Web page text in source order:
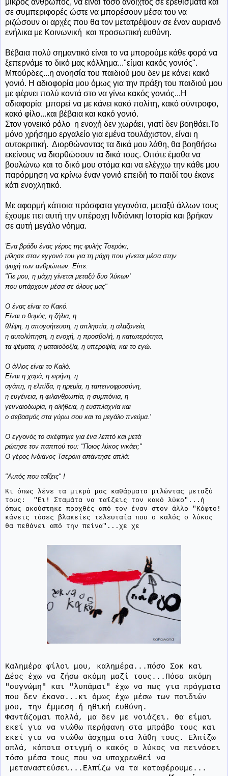
μικρός άνθρωπος, να είναι τόσο ανοιχτός σε ερεθίσματα και
σε συμπεριφορές ώστε να μπορέσουν μέσα του να
ριζώσουν οι αρχές που θα τον μετατρέψουν σε έναν αυριανό
ενήλικα με Κοινωνική και προσωπική ευθύνη.
Βέβαια πολύ σημαντικό είναι το να μπορούμε κάθε φορά να
ξεπερνάμε το δικό μας κόλλημα..."είμαι κακός γονιός".
Μπούρδες...η ανοησία του παιδιού μου δεν με κάνει κακό
γονιό. Η αδιοφορία μου όμως για την πράξη του παιδιού μου
με φέρνει πολύ κοντά στο να γίνω κακός γονιός...Η
αδιαφορία μπορεί να με κάνει κακό πολίτη, κακό σύντροφο,
κακό φίλο...και βέβαια και κακό γονιό.
Στον γονεικό ρόλο η ενοχή δεν χωράει, γιατί δεν βοηθάει.Το
μόνο χρήσημο εργαλείο για εμένα τουλάχιστον, είναι η
αυτοκριτική. Διορθώνοντας τα δικά μου λάθη, θα βοηθήσω
εκείνους να διορθώσουν τα δικά τους. Οπότε έμαθα να
βουλώνω και το δικό μου στόμα και να ελέγχω την κάθε μου
παρόρμηση να κρίνω έναν γονιό επειδή το παιδί του έκανε
κάτι ενοχλητικό.
Με αφορμή κάποια πρόσφατα γεγονότα, μεταξύ άλλων τους
έχουμε πει αυτή την υπέροχη Ινδιάνικη Ιστορία και βρήκαν
σε αυτή μεγάλο νόημα.
Ένα βράδυ ένας γέρος της φυλής Τσερόκι,
μίλησε στον εγγονό του για τη μάχη που γίνεται μέσα στην
ψυχή των ανθρώπων. Είπε:
"Γιε μου, η μάχη γίνεται μεταξύ δυο 'λύκων'
που υπάρχουν μέσα σε όλους μας"
Ο ένας είναι το Κακό.
Είναι ο θυμός, η ζήλια, η
θλίψη, η απογοήτευση, η απληστία, η αλαζονεία,
η αυτολύπηση, η ενοχή, η προσβολή, η κατωτερότητα,
τα ψέματα, η ματαιοδοξία, η υπεροψία, και το εγώ.
Ο άλλος είναι το Καλό.
Είναι η χαρά, η ειρήνη, η
αγάπη, η ελπίδα, η ηρεμία, η ταπεινοφροσύνη,
η ευγένεια, η φιλανθρωπία, η συμπόνια, η
γενναιοδωρία, η αλήθεια, η ευσπλαχνία και
ο σεβασμός στα γύρω σου και το μεγάλο πνεύμα.'
Ο εγγονός το σκέφτηκε για ένα λεπτό και μετά
ρώτησε τον παππού του: "Ποιος λύκος νικάει;"
Ο γέρος Ινδιάνος Τσερόκι απάντησε απλά:
"Αυτός που ταΐζεις" !
Κι όπως λένε τα μικρά μας καθάρματα μιλώντας μεταξύ
τους: "Ει! Σταμάτα να ταΐζεις τον κακό λύκο"...ή
όπως ακούστηκε προχθές από τον έναν στον άλλο "Κόφτο!
κάνεις τόσες βλακείες τελευταία που ο καλός ο λύκος
θα πεθάνει από την πείνα"...χε χε
Καλημέρα φίλοι μου, καλημέρα...πόσο Σοκ και
Δέος έχω να ζήσω ακόμη μαζί τους...Πόσα ακόμη
"συγνώμη" και "λυπάμαι" έχω να πως για πράγματα
που δεν έκανα...κι όμως έχω μέσω των παιδιών
μου, την έμμεση ή ηθική ευθύνη.
Φαντάζομαι πολλά, μα δεν με νοιάζει. Θα είμαι
εκεί για να νιώθω περήφανη στα μπράβο τους και
εκεί για να νιώθω άσχημα στα λάθη τους. Ελπίζω
απλά, κάποια στιγμή ο κακός ο λύκος να πεινάσει
τόσο μέσα τους που να υποχρεωθεί να
μεταναστεύσει...Ελπίζω να τα καταφέρουμε...